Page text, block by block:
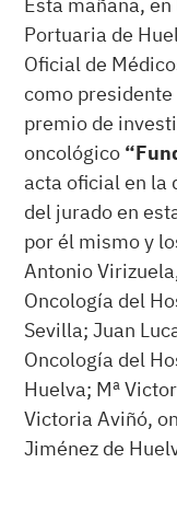
Portuaria de
Oficial de
como
premio de
oncológico
acta oficial en la
del jurado en
por él mismo y
Antonio
Oncología del
Sevilla; Juan
Oncología del
Huelva; Mª
Victoria Aviñó,
Jiménez de